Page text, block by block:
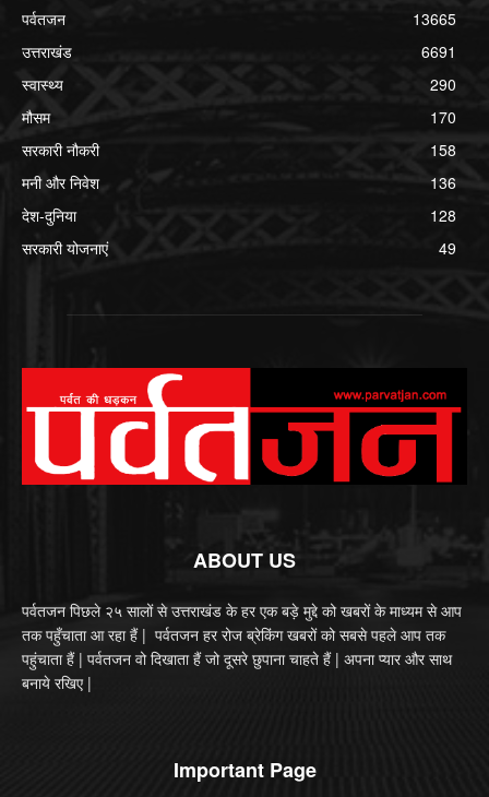
पर्वतजन
13665
उत्तराखंड
6691
स्वास्थ्य
290
मौसम
170
सरकारी नौकरी
158
मनी और निवेश
136
देश-दुनिया
128
सरकारी योजनाएं
49
ABOUT US
पर्वतजन पिछले २५ सालों से उत्तराखंड के हर एक बड़े मुद्दे को खबरों के माध्यम से आप
तक पहुँचाता आ रहा हैं | पर्वतजन हर रोज ब्रेकिंग खबरों को सबसे पहले आप तक
पहुंचाता हैं | पर्वतजन वो दिखाता हैं जो दूसरे छुपाना चाहते हैं | अपना प्यार और साथ
बनाये रखिए |
Important Page